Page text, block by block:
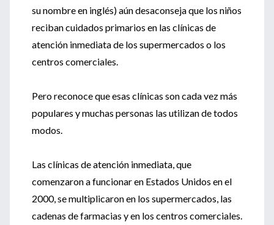
su nombre en inglés) aún desaconseja que los niños
reciban cuidados primarios en las clínicas de
atención inmediata de los supermercados o los
centros comerciales.
Pero reconoce que esas clínicas son cada vez más
populares y muchas personas las utilizan de todos
modos.
Las clínicas de atención inmediata, que
comenzaron a funcionar en Estados Unidos en el
2000, se multiplicaron en los supermercados, las
cadenas de farmacias y en los centros comerciales.